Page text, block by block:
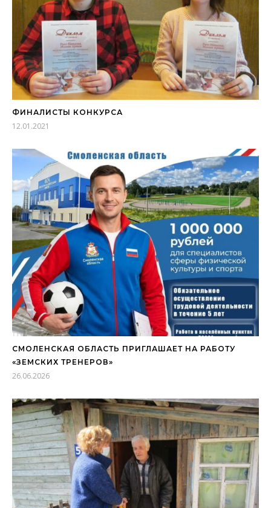
ФИНАЛИСТЫ КОНКУРСА
12.01.2021
СМОЛЕНСКАЯ ОБЛАСТЬ ПРИГЛАШАЕТ НА РАБОТУ
«ЗЕМСКИХ ТРЕНЕРОВ»
26.06.2026